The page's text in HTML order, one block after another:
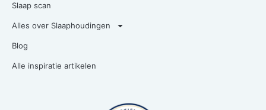
Slaap scan
Alles over Slaaphoudingen
Blog
Alle inspiratie artikelen